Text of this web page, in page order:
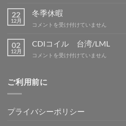
グ
吉
は
暇
案
内
22
12月
冬季休暇
冬
休
は
コメントを受け付けていません
02
12月
CDIコイル 台湾/LML
CDI
ル
台
コメントを受け付けていません
ご利用前に
プライバシーポリシー